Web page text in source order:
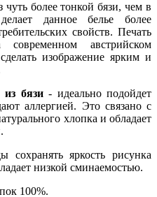
более тонкой бязи, чем в
данное белье более
свойств. Печать
современном австрийском
изображение ярким и
из бязи- идеально подойдет
аллергией. Это связано с
хлопка и обладает
сохранять яркость рисунка
низкой сминаемостью.
100%.